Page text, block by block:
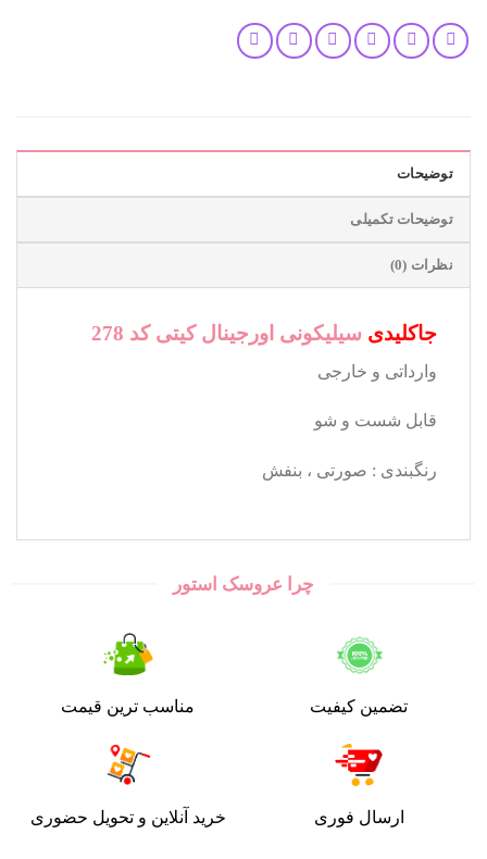
توضیحات
توضیحات تکمیلی
نظرات (0)
جاکلیدی سیلیکونی اورجینال کیتی کد 278
وارداتی و خارجی
قابل شست و شو
رنگبندی : صورتی ، بنفش
چرا عروسک استور
تضمین کیفیت مناسب ترین قیمت
ارسال فوری خرید آنلاین و تحویل حضوری